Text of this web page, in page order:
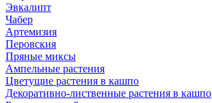
Эвкалипт
Чабер
Артемизия
Перовския
Пряные миксы
Ампельные растения
Цветущие растения в кашпо
Декоративно-лиственные растения в кашпо